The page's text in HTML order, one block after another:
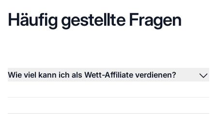
Häufig gestellte Fragen
Wie viel kann ich als Wett-Affiliate verdienen?